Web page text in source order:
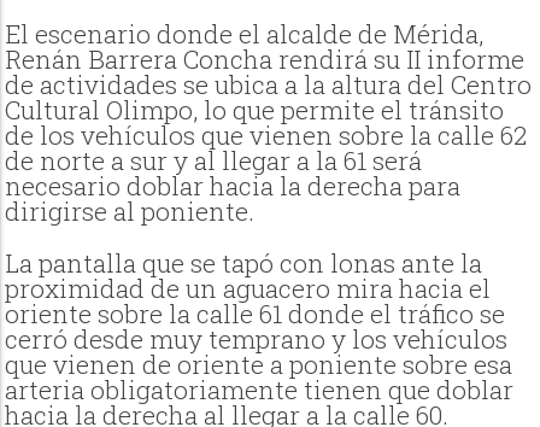
El escenario donde el alcalde de Mérida,
Renán Barrera Concha rendirá su II informe
de actividades se ubica a la altura del Centro
Cultural Olimpo, lo que permite el tránsito
de los vehículos que vienen sobre la calle 62
de norte a sur y al llegar a la 61 será
necesario doblar hacia la derecha para
dirigirse al poniente.
La pantalla que se tapó con lonas ante la
proximidad de un aguacero mira hacia el
oriente sobre la calle 61 donde el tráfico se
cerró desde muy temprano y los vehículos
que vienen de oriente a poniente sobre esa
arteria obligatoriamente tienen que doblar
hacia la derecha al llegar a la calle 60.